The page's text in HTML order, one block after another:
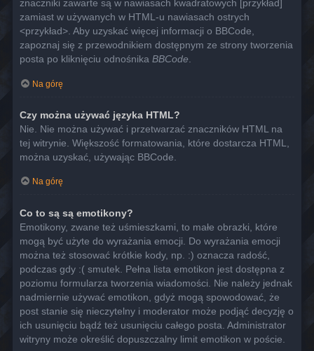
znaczniki zawarte są w nawiasach kwadratowych [przykład]
zamiast w używanych w HTML-u nawiasach ostrych
<przykład>. Aby uzyskać więcej informacji o BBCode,
zapoznaj się z przewodnikiem dostępnym ze strony tworzenia
posta po kliknięciu odnośnika BBCode.
Na górę
Czy można używać języka HTML?
Nie. Nie można używać i przetwarzać znaczników HTML na
tej witrynie. Większość formatowania, które dostarcza HTML,
można uzyskać, używając BBCode.
Na górę
Co to są są emotikony?
Emotikony, zwane też uśmieszkami, to małe obrazki, które
mogą być użyte do wyrażania emocji. Do wyrażania emocji
można też stosować krótkie kody, np. :) oznacza radość,
podczas gdy :( smutek. Pełna lista emotikon jest dostępna z
poziomu formularza tworzenia wiadomości. Nie należy jednak
nadmiernie używać emotikon, gdyż mogą spowodować, że
post stanie się nieczytelny i moderator może podjąć decyzję o
ich usunięciu bądź też usunięciu całego posta. Administrator
witryny może określić dopuszczalny limit emotikon w poście.